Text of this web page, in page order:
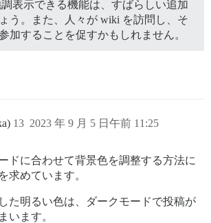
表示できる機能は、すばらしい追加
う。また、人々が wiki を訪問し、そ
加することを促すかもしれません。
2023 年 9 月 5 日午前 11:25
13
ドに合わせて背景色を調整する方法に
求めています。
た明るい色は、ダークモードで投稿が
います。